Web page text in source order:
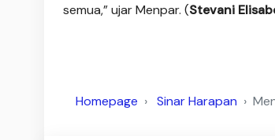
semua,” ujar Menpar. (Stevani
Homepage Sinar Harapan